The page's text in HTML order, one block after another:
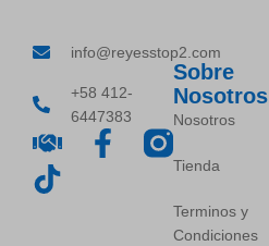
info@reyesstop2.com
+58 412-
6447383
Sobre
Nosotros
Nosotros
Tienda
Terminos y
Condiciones